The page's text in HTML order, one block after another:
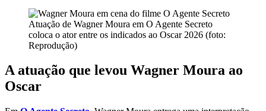
Atuação de Wagner Moura em O Agente Secreto
coloca o ator entre os indicados ao Oscar 2026 (foto:
Reprodução)
A atuação que levou Wagner Moura ao
Oscar